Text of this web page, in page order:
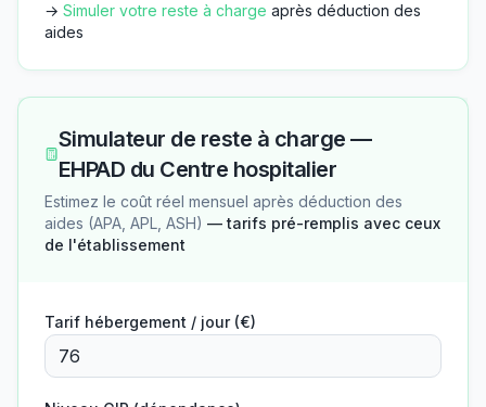
→ Simuler votre reste à charge après déduction des
aides
Simulateur de reste à charge —
EHPAD du Centre hospitalier
Estimez le coût réel mensuel après déduction des
aides (APA, APL, ASH) — tarifs pré-remplis avec ceux
de l'établissement
Tarif hébergement / jour (€)